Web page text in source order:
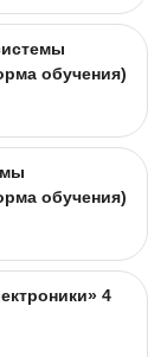
обучения)
обучения)
4